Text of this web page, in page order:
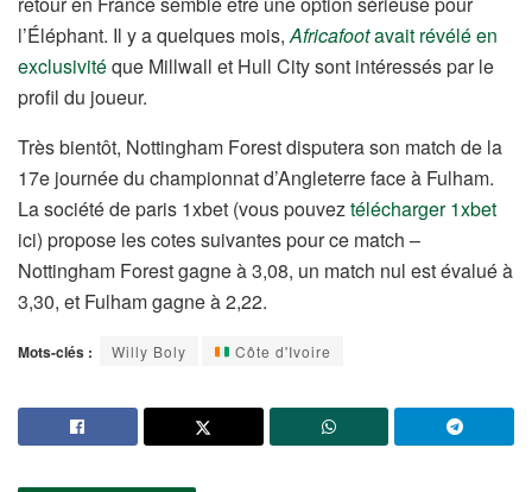
l’Éléphant. Il y a quelques mois,Africafootavait révélé en
exclusivitéque Millwall et Hull City sont intéressés par le
profil du joueur.
Très bientôt, Nottingham Forest disputera son match de la
17e journée du championnat d’Angleterre face à Fulham.
La société de paris 1xbet (vous pouveztélécharger 1xbet
ici) propose les cotes suivantes pour ce match –
Nottingham Forest gagne à 3,08, un match nul est évalué à
3,30, et Fulham gagne à 2,22.
Mots-clés : Willy Boly Côte d'Ivoire